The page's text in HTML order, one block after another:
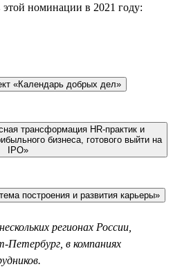
номинации в 2021 году:
«Календарь добрых дел»
трансформация HR-практик и
бизнеса, готового выйти на
IPO»
построения и развития карьеры»
регионах России,
Петербург, в компаниях